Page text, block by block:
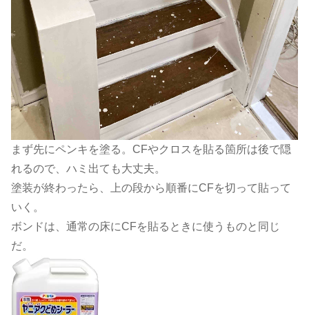
まず先にペンキを塗る。CFやクロスを貼る箇所は後で隠
れるので、ハミ出ても大丈夫。
塗装が終わったら、上の段から順番にCFを切って貼って
いく。
ボンドは、通常の床にCFを貼るときに使うものと同じ
だ。